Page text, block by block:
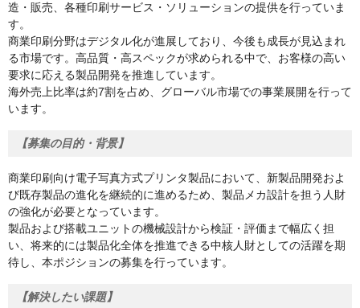
造・販売、各種印刷サービス・ソリューションの提供を行っていま
す。
商業印刷分野はデジタル化が進展しており、今後も成長が見込まれ
る市場です。高品質・高スペックが求められる中で、お客様の高い
要求に応える製品開発を推進しています。
海外売上比率は約7割を占め、グローバル市場での事業展開を行って
います。
【募集の目的・背景】
商業印刷向け電子写真方式プリンタ製品において、新製品開発およ
び既存製品の進化を継続的に進めるため、製品メカ設計を担う人財
の強化が必要となっています。
製品および搭載ユニットの機械設計から検証・評価まで幅広く担
い、将来的には製品化全体を推進できる中核人財としての活躍を期
待し、本ポジションの募集を行っています。
【解決したい課題】